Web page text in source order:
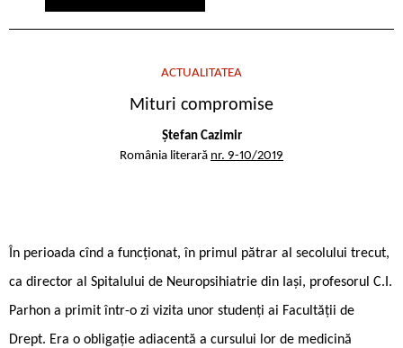
ACTUALITATEA
Mituri compromise
Ștefan Cazimir
România literară nr. 9-10/2019
În perioada cînd a funcționat, în primul pătrar al secolului trecut,
ca director al Spitalului de Neuropsihiatrie din Iași, profesorul C.I.
Parhon a primit într-o zi vizita unor studenți ai Facultății de
Drept. Era o obligație adiacentă a cursului lor de medicină